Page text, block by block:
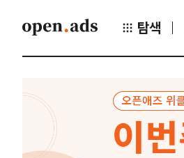
탐색